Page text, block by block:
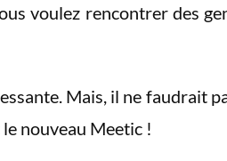
voulez rencontrer des
Mais, il ne faudrait
nouveau Meetic !